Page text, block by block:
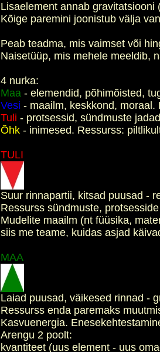
Lisaelement annab
Kõige paremini joonistub välja
Peab teadma, mis vaimset või
Naisetüüp, mis mehele meeldib,
4 nurka:
Maa - elemendid, põhimõisted,
Vesi - maailm, keskkond,
Tuli - protsessid, sündmuste
Õhk - inimesed. Ressurss:
TULI
Suur rinnapartii, kitsad puusad -
Ressurss sündmuste,
Mudelite maailm (nt füüsika,
siis me teame, kuidas asjad
MAA
Laiad puusad, väikesed rinnad -
Ressurss enda paremaks
Kasvuenergia.
Arengu 2 poolt:
kvantiteet (uus element - uus